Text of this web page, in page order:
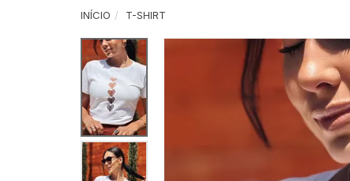
INÍCIO T-SHIRT